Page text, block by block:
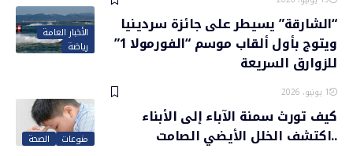
الأخبار العامة
رياضة
“الشارقة” يسيطر على جائزة سردينيا
ويتوج بأول ألقاب موسم “الفورمولا 1”
للزوارق السريعة
1 يونيو، 2026
منوعات الصحة
كيف تورث سمنة الآباء إلى الأبناء
..اكتشف الخلل الأيضي الصامت